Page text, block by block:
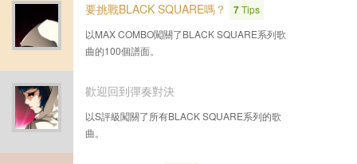
要挑戰BLACK SQUARE嗎？ 7Tips
以MAX COMBO闖關了BLACK SQUARE系列歌
曲的100個譜面。
歡迎回到彈奏對決
以S評級闖關了所有BLACK SQUARE系列的歌
曲。